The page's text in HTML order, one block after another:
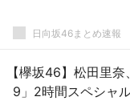
日向坂46まとめ速報
【欅坂46】松田里
9」2時間スペシャ